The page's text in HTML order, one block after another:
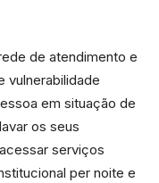
de atendimento e
vulnerabilidade
em situação de
os seus
serviços
per noite e